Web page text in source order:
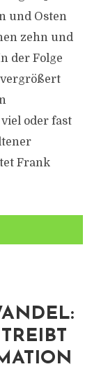
und Osten
zehn und
der Folge
oder fast
Frank